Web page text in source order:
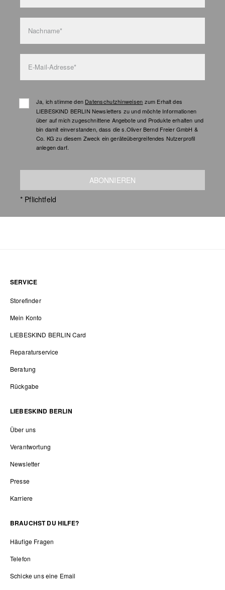
Nachname*
E-Mail-Adresse*
Ja, ich stimme den Datenschutzhinweisen zum Erhalt des
LIEBESKIND BERLIN Newsletters zu und möchte Informationen
über auf mich zugeschnittene Angebote und Produkte erhalten und
bin damit einverstanden, dass die s.Oliver Bernd Freier GmbH &
Co. KG zu diesem Zweck ein geräteübergreifendes Nutzerprofil
anlegen darf.
ABONNIEREN
* Pflichtfeld
SERVICE
Storefinder
Mein Konto
LIEBESKIND BERLIN Card
Reparaturservice
Beratung
Rückgabe
LIEBESKIND BERLIN
Über uns
Verantwortung
Newsletter
Presse
Karriere
BRAUCHST DU HILFE?
Häufige Fragen
Telefon
Schicke uns eine Email